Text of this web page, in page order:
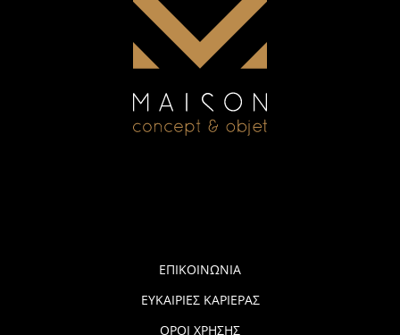
ΕΠΙΚΟΙΝΩΝΙΑ
ΕΥΚΑΙΡΙΕΣ ΚΑΡΙΕΡΑΣ
ΟΡΟΙ ΧΡΗΣΗΣ